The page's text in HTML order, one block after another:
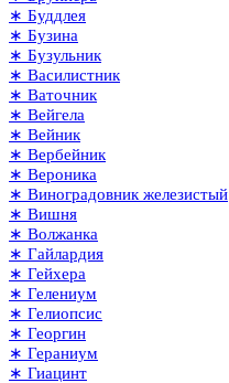
∗ Буддлея
∗ Бузина
∗ Бузульник
∗ Василистник
∗ Ваточник
∗ Вейгела
∗ Вейник
∗ Вербейник
∗ Вероника
∗ Виноградовник железистый
∗ Вишня
∗ Волжанка
∗ Гайлардия
∗ Гейхера
∗ Гелениум
∗ Гелиопсис
∗ Георгин
∗ Гераниум
∗ Гиацинт